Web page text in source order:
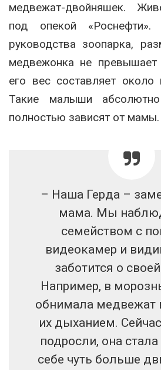
медвежат-двойняшек.
под опекой
руководства зоопарка,
медвежонка не
его вес составляет около
Такие малыши
полностью зависят от мамы.
– Наша Герда –
мама. Мы
семейством с
видеокамер и
заботится о
Например, в
обнимала медвежат
их дыханием.
подросли, она
себе чуть больше